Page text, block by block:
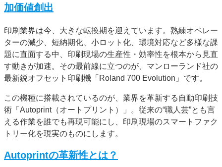
加価値創出
印刷業界は今、大きな転換期を迎えています。熟練オペレー
ターの減少、短納期化、小ロット化、環境対応など多様な課
題に直面する中、印刷現場の生産性・効率性を根本から見直
す動きが加速。その最前線に立つのが、マンローランド社の
最新鋭オフセット印刷機「Roland 700 Evolution」です。
この機種に搭載されているのが、業界を革新する自動印刷技
術「Autoprint（オートプリント）」。従来の“職人芸”とも言
える作業を誰でも再現可能にし、印刷現場のスマートファク
トリー化を現実のものにします。
Autoprintの革新性とは？